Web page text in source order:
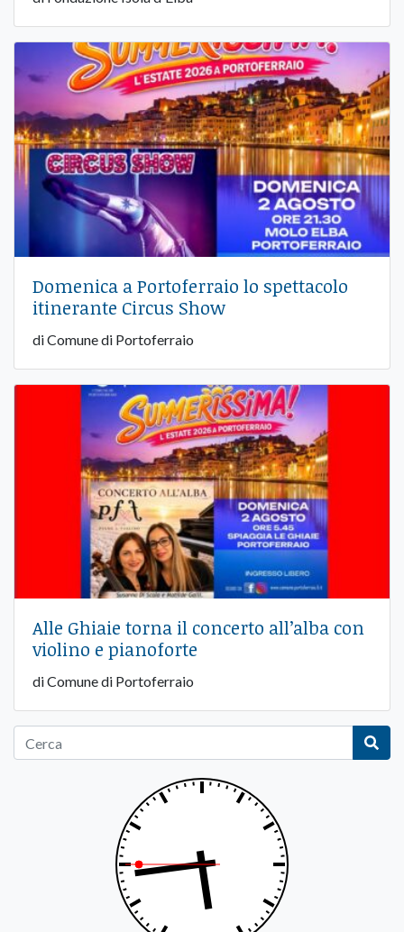
Domenica a Portoferraio lo spettacolo
itinerante Circus Show
di Comune di Portoferraio
Alle Ghiaie torna il concerto all’alba con
violino e pianoforte
di Comune di Portoferraio